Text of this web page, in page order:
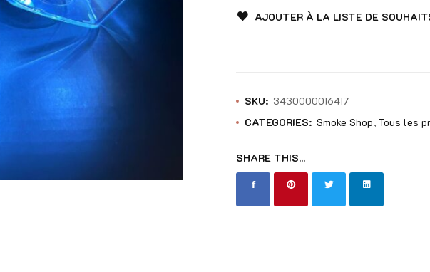
AJOUTER À LA LISTE DE
SKU: 3430000016417
CATEGORIES: Smoke Shop Tous les
SHARE THIS...